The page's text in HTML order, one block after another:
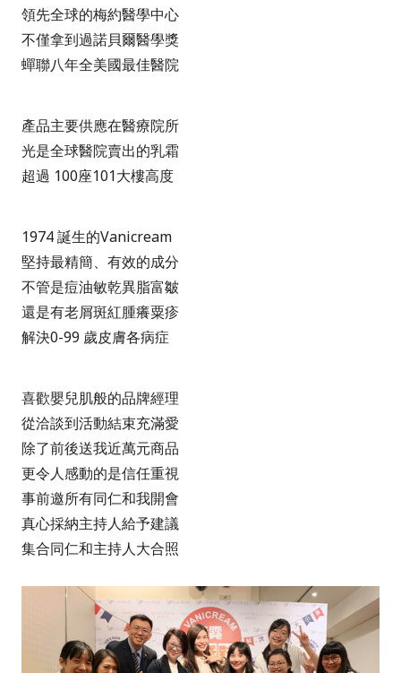
領先全球的梅約醫學中心
不僅拿到過諾貝爾醫學獎
蟬聯八年全美國最佳醫院
產品主要供應在醫療院所
光是全球醫院賣出的乳霜
超過 100座101大樓高度
1974 誕生的Vanicream
堅持最精簡、有效的成分
不管是痘油敏乾異脂富皺
還是有老屑斑紅腫癢粟疹
解決0-99 歲皮膚各病症
喜歡嬰兒肌般的品牌經理
從洽談到活動結束充滿愛
除了前後送我近萬元商品
更令人感動的是信任重視
事前邀所有同仁和我開會
真心採納主持人給予建議
集合同仁和主持人大合照